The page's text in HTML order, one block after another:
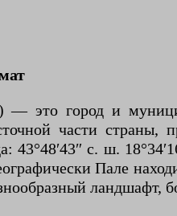
— это город и
части страны,
43°48′43″ с. ш.
Пале
ландшафт,